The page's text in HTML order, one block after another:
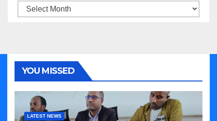
Archives
YOU MISSED
LATEST NEWS